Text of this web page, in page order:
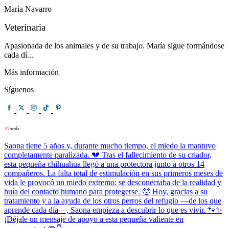
María Navarro
Veterinaria
Apasionada de los animales y de su trabajo. María sigue formándose
cada dí...
Más información
Síguenos
Saona tiene 5 años y, durante mucho tiempo, el miedo la mantuvo
completamente paralizada. 💔 Tras el fallecimiento de su criador,
esta pequeña chihuahua llegó a una protectora junto a otros 14
compañeros. La falta total de estimulación en sus primeros meses de
vida le provocó un miedo extremo: se desconectaba de la realidad y
huía del contacto humano para protegerse. 🥺 Hoy, gracias a su
tratamiento y a la ayuda de los otros perros del refugio —de los que
aprende cada día—, Saona empieza a descubrir lo que es vivir. 🐾✨
¡Déjale un mensaje de apoyo a esta pequeña valiente en